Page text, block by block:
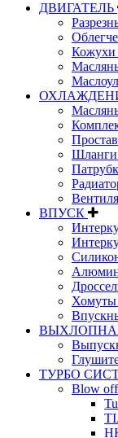
ДВИГАТЕЛЬ
Шланги
ВПУСК
Хомуты
ТУРБО
Blow